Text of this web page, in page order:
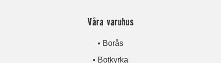
Våra varuhus
• Borås
• Botkyrka